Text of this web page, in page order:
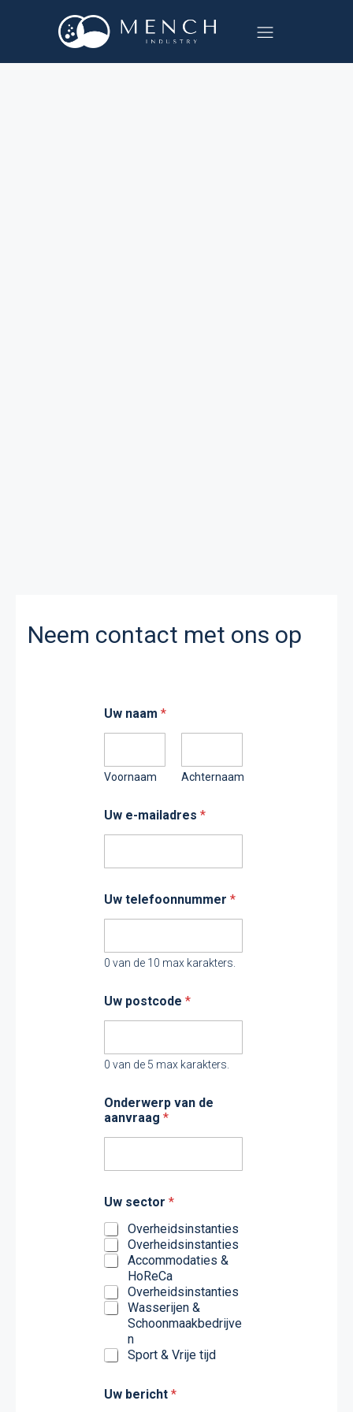
Neem contact met ons op
Uw naam *
Voornaam Achternaam
Uw e-mailadres *
Uw telefoonnummer *
0 van de 10 max karakters.
Uw postcode *
0 van de 5 max karakters.
e
l
e
n
n
u
m
m
e
r
U
w
e
r
c
Onderwerp van de
aanvraag *
Uw sector *
Overheidsinstanties
Overheidsinstanties
Accommodaties &
HoReCa
Overheidsinstanties
Wasserijen &
Schoonmaakbedrijve
n
Sport & Vrije tijd
Uw bericht *